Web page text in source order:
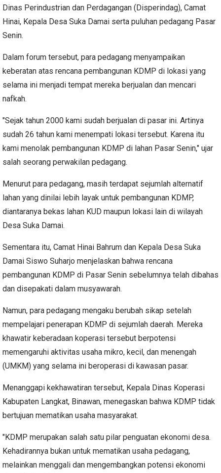
Dinas Perindustrian dan Perdagangan (Disperindag), Camat
Hinai, Kepala Desa Suka Damai serta puluhan pedagang Pasar
Senin.
Dalam forum tersebut, para pedagang menyampaikan
keberatan atas rencana pembangunan KDMP di lokasi yang
selama ini menjadi tempat mereka berjualan dan mencari
nafkah.
"Sejak tahun 2000 kami sudah berjualan di pasar ini. Artinya
sudah 26 tahun kami menempati lokasi tersebut. Karena itu
kami menolak pembangunan KDMP di lahan Pasar Senin," ujar
salah seorang perwakilan pedagang.
Menurut para pedagang, masih terdapat sejumlah alternatif
lahan yang dinilai lebih layak untuk pembangunan KDMP,
diantaranya bekas lahan KUD maupun lokasi lain di wilayah
Desa Suka Damai.
Sementara itu, Camat Hinai Bahrum dan Kepala Desa Suka
Damai Siswo Suharjo menjelaskan bahwa rencana
pembangunan KDMP di Pasar Senin sebelumnya telah dibahas
dan disepakati dalam musyawarah.
Namun, para pedagang mengaku berubah sikap setelah
mempelajari penerapan KDMP di sejumlah daerah. Mereka
khawatir keberadaan koperasi tersebut berpotensi
memengaruhi aktivitas usaha mikro, kecil, dan menengah
(UMKM) yang selama ini beroperasi di kawasan pasar.
Menanggapi kekhawatiran tersebut, Kepala Dinas Koperasi
Kabupaten Langkat, Binawan, menegaskan bahwa KDMP tidak
bertujuan mematikan usaha masyarakat.
"KDMP merupakan salah satu pilar penguatan ekonomi desa.
Kehadirannya bukan untuk mematikan usaha pedagang,
melainkan menggali dan mengembangkan potensi ekonomi